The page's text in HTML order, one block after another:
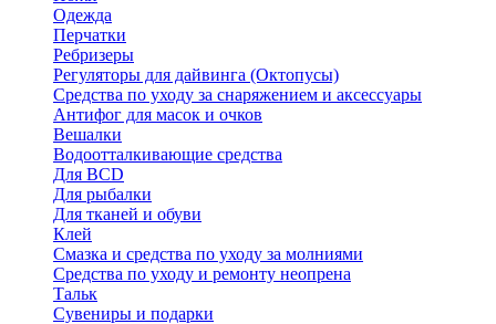
Одежда
Перчатки
Ребризеры
Регуляторы для дайвинга (Октопусы)
Средства по уходу за снаряжением и аксессуары
Антифог для масок и очков
Вешалки
Водоотталкивающие средства
Для BCD
Для рыбалки
Для тканей и обуви
Клей
Смазка и средства по уходу за молниями
Средства по уходу и ремонту неопрена
Тальк
Сувениры и подарки